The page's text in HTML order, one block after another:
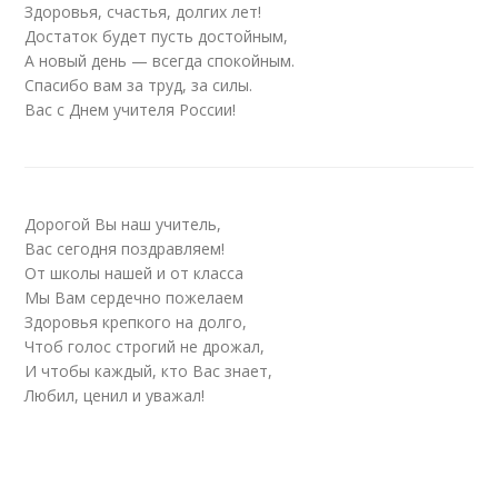
Здоровья, счастья, долгих лет!
Достаток будет пусть достойным,
А новый день — всегда спокойным.
Спасибо вам за труд, за силы.
Вас с Днем учителя России!
Дорогой Вы наш учитель,
Вас сегодня поздравляем!
От школы нашей и от класса
Мы Вам сердечно пожелаем
Здоровья крепкого на долго,
Чтоб голос строгий не дрожал,
И чтобы каждый, кто Вас знает,
Любил, ценил и уважал!